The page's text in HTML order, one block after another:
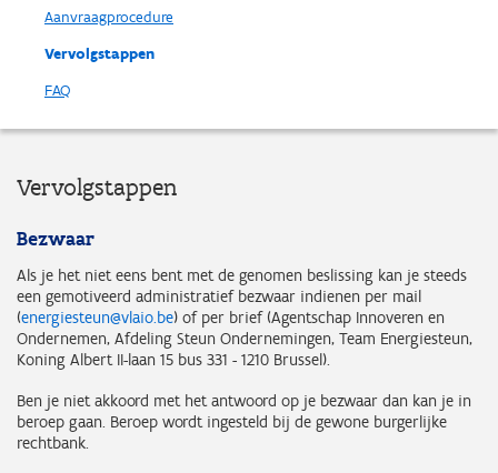
Aanvraagprocedure
Vervolgstappen
FAQ
Vervolgstappen
Bezwaar
Als je het niet eens bent met de genomen beslissing kan je steeds
een gemotiveerd administratief bezwaar indienen per mail
(energiesteun@vlaio.be) of per brief (Agentschap Innoveren en
Ondernemen, Afdeling Steun Ondernemingen, Team Energiesteun,
Koning Albert II-laan 15 bus 331 - 1210 Brussel).
Ben je niet akkoord met het antwoord op je bezwaar dan kan je in
beroep gaan. Beroep wordt ingesteld bij de gewone burgerlijke
rechtbank.